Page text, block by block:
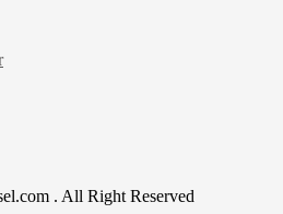
. All Right Reserved